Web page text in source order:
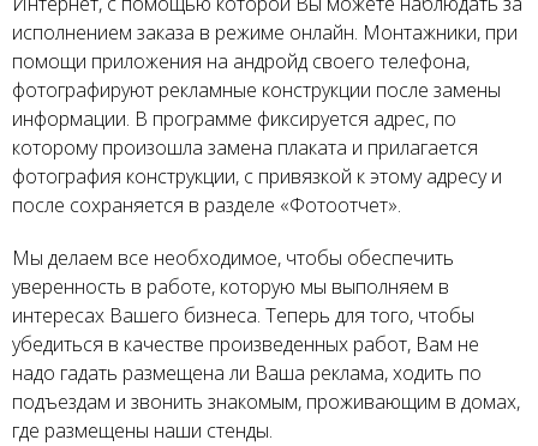
исполнением заказа в режиме онлайн. Монтажники, при
помощи приложения на андройд своего телефона,
фотографируют рекламные конструкции после замены
информации. В программе фиксируется адрес, по
которому произошла замена плаката и прилагается
фотография конструкции, с привязкой к этому адресу и
после сохраняется в разделе «Фотоотчет».
Мы делаем все необходимое, чтобы обеспечить
уверенность в работе, которую мы выполняем в
интересах Вашего бизнеса. Теперь для того, чтобы
убедиться в качестве произведенных работ, Вам не
надо гадать размещена ли Ваша реклама, ходить по
подъездам и звонить знакомым, проживающим в домах,
где размещены наши стенды.